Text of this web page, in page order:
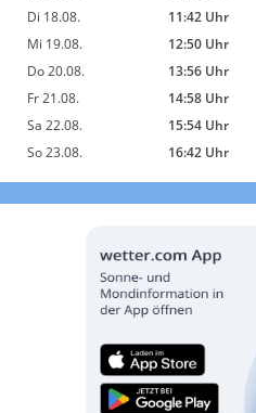
Di 18.08.
11:42 Uhr
Mi 19.08.
12:50 Uhr
Do 20.08.
13:56 Uhr
Fr 21.08.
14:58 Uhr
Sa 22.08.
15:54 Uhr
So 23.08.
16:42 Uhr